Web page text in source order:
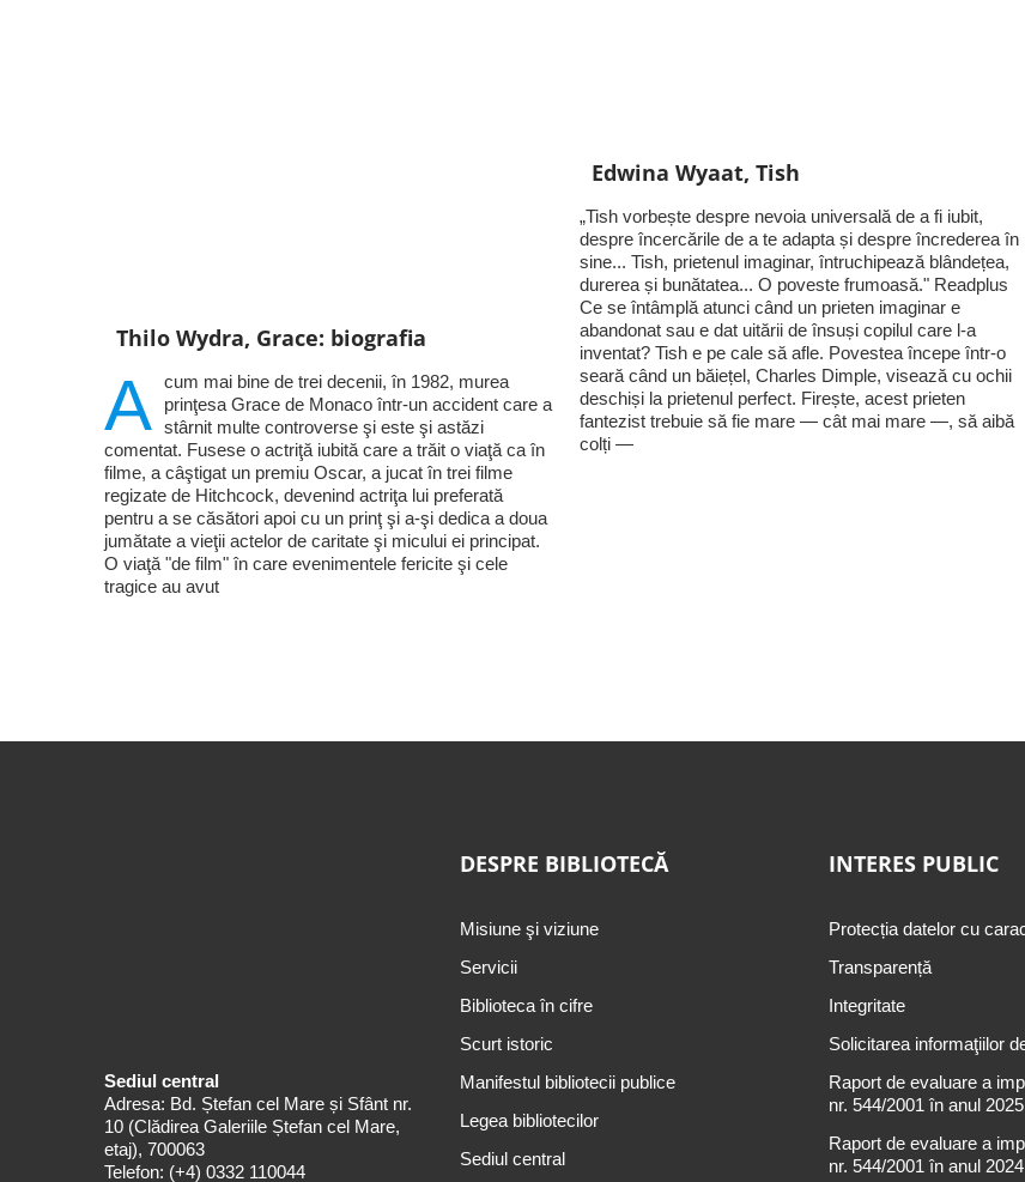
Thilo Wydra, Grace: biografia
A cum mai bine de trei decenii, în 1982, murea
prinţesa Grace de Monaco într-un accident care a
stârnit multe controverse şi este şi astăzi
comentat. Fusese o actriţă iubită care a trăit o viaţă ca în
filme, a câştigat un premiu Oscar, a jucat în trei filme
regizate de Hitchcock, devenind actriţa lui preferată
pentru a se căsători apoi cu un prinţ şi a-şi dedica a doua
jumătate a vieţii actelor de caritate şi micului ei principat.
O viaţă "de film" în care evenimentele fericite şi cele
tragice au avut
Edwina Wyaat, Tish
„Tish vorbește despre nevoia universală de a fi iubit,
despre încercările de a te adapta și despre încrederea în
sine... Tish, prietenul imaginar, întruchipează blândețea,
durerea și bunătatea... O poveste frumoasă." Readplus
Ce se întâmplă atunci când un prieten imaginar e
abandonat sau e dat uitării de însuși copilul care l-a
inventat? Tish e pe cale să afle. Povestea începe într-o
seară când un băiețel, Charles Dimple, visează cu ochii
deschiși la prietenul perfect. Firește, acest prieten
fantezist trebuie să fie mare — cât mai mare —, să aibă
colți —
Sediul central
Adresa: Bd. Ștefan cel Mare și Sfânt nr.
10 (Clădirea Galeriile Ștefan cel Mare,
etaj), 700063
Telefon: (+4) 0332 110044
DESPRE BIBLIOTECĂ
Misiune şi viziune
Servicii
Biblioteca în cifre
Scurt istoric
Manifestul bibliotecii publice
Legea bibliotecilor
Sediul central
INTERES PUBLIC
Protecția datelor cu
Transparență
Integritate
Solicitarea informaţiilor
Raport de evaluare a
nr. 544/2001 în anul 2025
Raport de evaluare a
nr. 544/2001 în anul 2024